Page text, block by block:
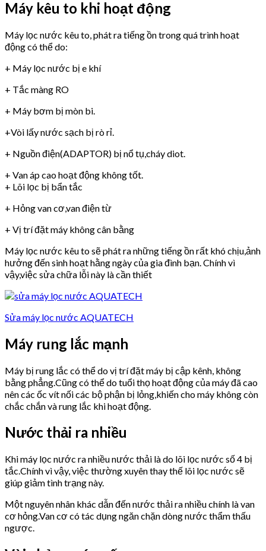
Máy kêu to khi hoạt động
Máy lọc nước kêu to, phát ra tiếng ồn trong quá trình hoạt
động có thể do:
+ Máy lọc nước bị e khí
+ Tắc màng RO
+ Máy bơm bị mòn bi.
+Vòi lấy nước sạch bị rò rỉ.
+ Nguồn điện(ADAPTOR) bị nổ tụ,cháy diot.
+ Van áp cao hoạt động không tốt.
+ Lõi lọc bị bẩn tắc
+ Hỏng van cơ,van điện từ
+ Vị trí đặt máy không cân bằng
Máy lọc nước kêu to sẽ phát ra những tiếng ồn rất khó chịu,ảnh
hưởng đến sinh hoạt hằng ngày của gia đình bạn. Chính vì
vậy,việc sửa chữa lỗi này là cần thiết
Sửa máy lọc nước AQUATECH
Máy rung lắc mạnh
Máy bị rung lắc có thể do vị trí đặt máy bị cập kênh, không
bằng phẳng.Cũng có thể do tuổi thọ hoạt động của máy đã cao
nên các ốc vít nối các bộ phận bị lỏng,khiến cho máy không còn
chắc chắn và rung lắc khi hoạt động.
Nước thải ra nhiều
Khi máy lọc nước ra nhiều nước thải là do lõi lọc nước số 4 bị
tắc.Chính vì vậy, việc thường xuyên thay thế lõi lọc nước sẽ
giúp giảm tình trạng này.
Một nguyên nhân khác dẫn đến nước thải ra nhiều chính là van
cơ hỏng.Van cơ có tác dụng ngăn chặn dòng nước thẩm thấu
ngược.